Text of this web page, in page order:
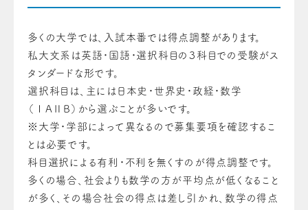
多くの大学では、入試本番では得点調整があります。
私大文系は英語・国語・選択科目の３科目での受験がス
タンダードな形です。
選択科目は、主には日本史・世界史・政経・数学
（ⅠAⅡB）から選ぶことが多いです。
※大学・学部によって異なるので募集要項を確認するこ
とは必要です。
科目選択による有利・不利を無くすのが得点調整です。
多くの場合、社会よりも数学の方が平均点が低くなること
が多く、その場合社会の得点は差し引かれ、数学の得点